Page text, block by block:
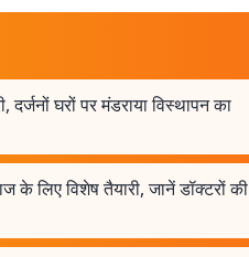
दर्जनों घरों पर मंडराया विस्थापन का
के लिए विशेष तैयारी, जानें डॉक्टरों की